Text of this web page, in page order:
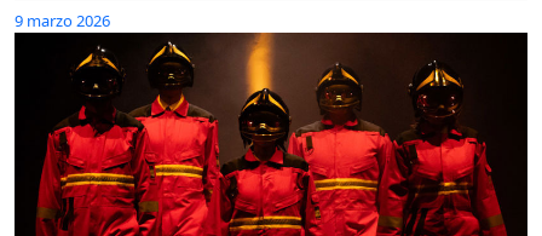
9 marzo 2026